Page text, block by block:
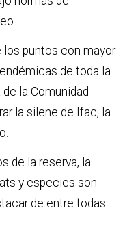
los puntos con mayor
de toda la
la Comunidad
la silene de Ifac, la
de la reserva, la
y especies son
de entre todas